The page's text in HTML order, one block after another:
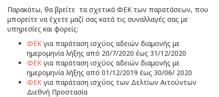
Παρακάτω, θα βρείτε τα σχετικά ΦΕΚ των παρατάσεων, που
μπορείτε να έχετε μαζί σας κατά τις συναλλαγές σας με
υπηρεσίες και φορείς:
ΦΕΚ για παράταση ισχύος αδειών διαμονής με
ημερομηνία λήξης από 20/7/2020 έως 31/12/2020
ΦΕΚ για παράταση ισχύος αδειών διαμονής με
ημερομηνία λήξης από 01/12/2019 έως 30/06/ 2020
ΦΕΚ για παράταση ισχύος των Δελτίων Αιτούντων
Διεθνή Προστασία